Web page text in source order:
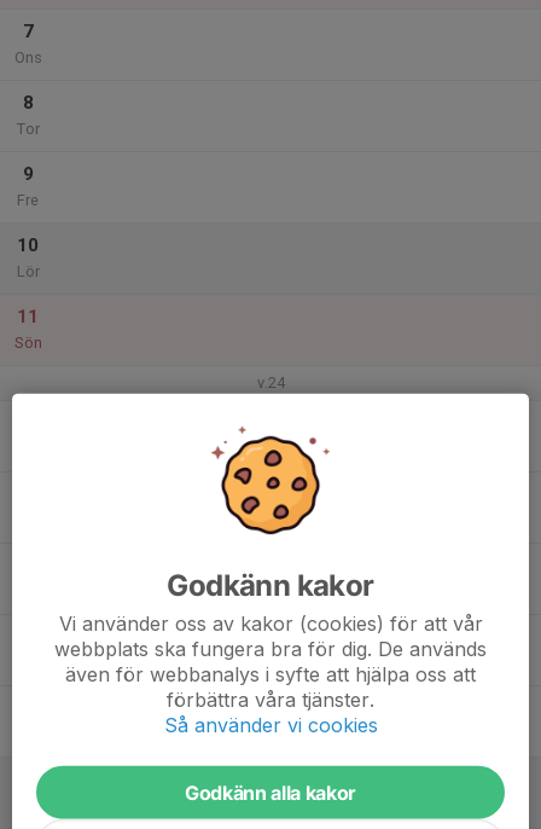
7
Ons
8
Tor
9
Fre
10
Lör
11
Sön
v.24
17
Lör Bussbyvallen Gullänget
Godkänn kakor
Vi använder oss av kakor (cookies) för att vår
webbplats ska fungera bra för dig. De används
även för webbanalys i syfte att hjälpa oss att
förbättra våra tjänster.
Så använder vi cookies
Godkänn alla kakor